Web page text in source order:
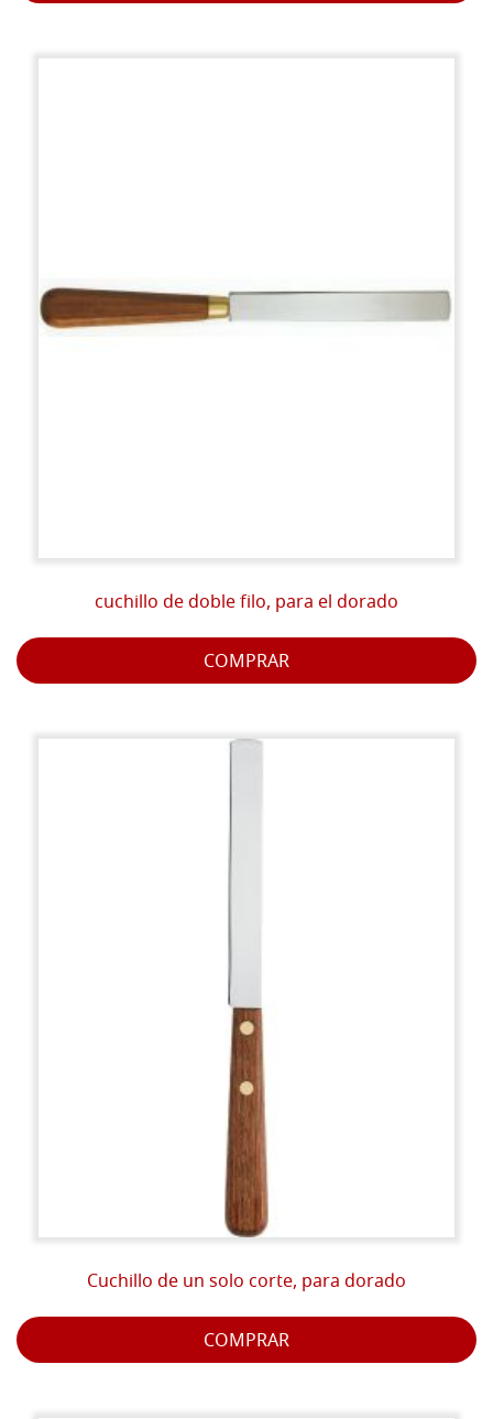
cuchillo de doble filo, para el dorado
COMPRAR
Cuchillo de un solo corte, para dorado
COMPRAR